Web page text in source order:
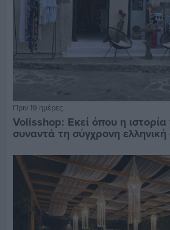
Πριν 19 ημέρες
Volisshop: Εκεί όπου η
συναντά τη σύγχρονη ελληνική